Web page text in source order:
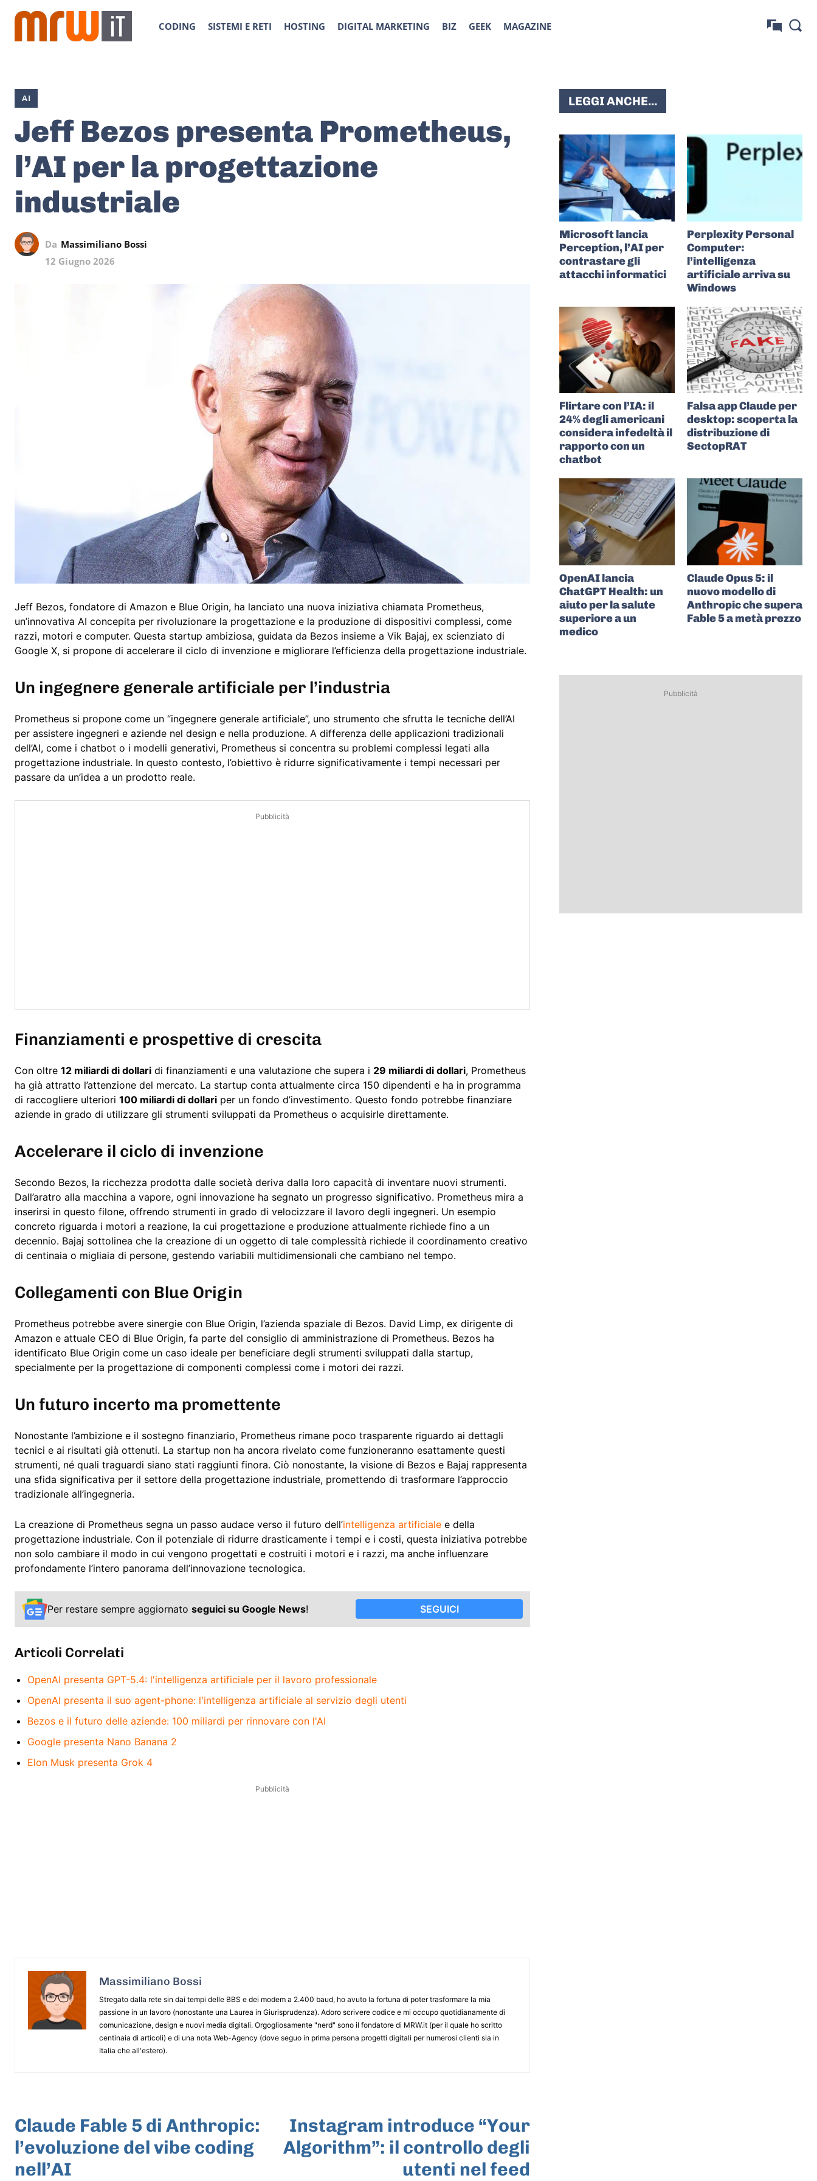
CODING SISTEMI E RETI HOSTING DIGITAL MARKETING BIZ GEEK MAGAZINE
AI
Jeff Bezos presenta Prometheus,
l’AI per la progettazione
industriale
Da Massimiliano Bossi
12 Giugno 2026
Jeff Bezos, fondatore di Amazon e Blue Origin, ha lanciato una nuova iniziativa chiamata Prometheus,
un’innovativa AI concepita per rivoluzionare la progettazione e la produzione di dispositivi complessi, come
razzi, motori e computer. Questa startup ambiziosa, guidata da Bezos insieme a Vik Bajaj, ex scienziato di
Google X, si propone di accelerare il ciclo di invenzione e migliorare l’efficienza della progettazione industriale.
Un ingegnere generale artificiale per l’industria
Prometheus si propone come un “ingegnere generale artificiale”, uno strumento che sfrutta le tecniche dell’AI
per assistere ingegneri e aziende nel design e nella produzione. A differenza delle applicazioni tradizionali
dell’AI, come i chatbot o i modelli generativi, Prometheus si concentra su problemi complessi legati alla
progettazione industriale. In questo contesto, l’obiettivo è ridurre significativamente i tempi necessari per
passare da un’idea a un prodotto reale.
Pubblicità
Finanziamenti e prospettive di crescita
Con oltre 12 miliardi di dollari di finanziamenti e una valutazione che supera i 29 miliardi di dollari, Prometheus
ha già attratto l’attenzione del mercato. La startup conta attualmente circa 150 dipendenti e ha in programma
di raccogliere ulteriori 100 miliardi di dollari per un fondo d’investimento. Questo fondo potrebbe finanziare
aziende in grado di utilizzare gli strumenti sviluppati da Prometheus o acquisirle direttamente.
Accelerare il ciclo di invenzione
Secondo Bezos, la ricchezza prodotta dalle società deriva dalla loro capacità di inventare nuovi strumenti.
Dall’aratro alla macchina a vapore, ogni innovazione ha segnato un progresso significativo. Prometheus mira a
inserirsi in questo filone, offrendo strumenti in grado di velocizzare il lavoro degli ingegneri. Un esempio
concreto riguarda i motori a reazione, la cui progettazione e produzione attualmente richiede fino a un
decennio. Bajaj sottolinea che la creazione di un oggetto di tale complessità richiede il coordinamento creativo
di centinaia o migliaia di persone, gestendo variabili multidimensionali che cambiano nel tempo.
Collegamenti con Blue Origin
Prometheus potrebbe avere sinergie con Blue Origin, l’azienda spaziale di Bezos. David Limp, ex dirigente di
Amazon e attuale CEO di Blue Origin, fa parte del consiglio di amministrazione di Prometheus. Bezos ha
identificato Blue Origin come un caso ideale per beneficiare degli strumenti sviluppati dalla startup,
specialmente per la progettazione di componenti complessi come i motori dei razzi.
Un futuro incerto ma promettente
Nonostante l’ambizione e il sostegno finanziario, Prometheus rimane poco trasparente riguardo ai dettagli
tecnici e ai risultati già ottenuti. La startup non ha ancora rivelato come funzioneranno esattamente questi
strumenti, né quali traguardi siano stati raggiunti finora. Ciò nonostante, la visione di Bezos e Bajaj rappresenta
una sfida significativa per il settore della progettazione industriale, promettendo di trasformare l’approccio
tradizionale all’ingegneria.
La creazione di Prometheus segna un passo audace verso il futuro dell’intelligenza artificiale e della
progettazione industriale. Con il potenziale di ridurre drasticamente i tempi e i costi, questa iniziativa potrebbe
non solo cambiare il modo in cui vengono progettati e costruiti i motori e i razzi, ma anche influenzare
profondamente l’intero panorama dell’innovazione tecnologica.
Per restare sempre aggiornato seguici su Google News! SEGUICI
Articoli Correlati
OpenAI presenta GPT-5.4: l'intelligenza artificiale per il lavoro professionale
OpenAI presenta il suo agent-phone: l'intelligenza artificiale al servizio degli utenti
Bezos e il futuro delle aziende: 100 miliardi per rinnovare con l'AI
Google presenta Nano Banana 2
Elon Musk presenta Grok 4
Pubblicità
Massimiliano Bossi
Stregato dalla rete sin dai tempi delle BBS e dei modem a 2.400 baud, ho avuto la fortuna di poter trasformare la mia
passione in un lavoro (nonostante una Laurea in Giurisprudenza). Adoro scrivere codice e mi occupo quotidianamente di
comunicazione, design e nuovi media digitali. Orgogliosamente "nerd" sono il fondatore di MRW.it (per il quale ho scritto
centinaia di articoli) e di una nota Web-Agency (dove seguo in prima persona progetti digitali per numerosi clienti sia in
Italia che all'estero).
Claude Fable 5 di Anthropic:
l’evoluzione del vibe coding
nell’AI
Instagram introduce “Your
Algorithm”: il controllo degli
utenti nel feed
LEGGI ANCHE...
Microsoft lancia
Perception, l’AI per
contrastare gli
attacchi informatici
Perplexity Personal
Computer:
l’intelligenza
artificiale arriva su
Windows
Flirtare con l’IA: il
24% degli americani
considera infedeltà il
rapporto con un
chatbot
Falsa app Claude per
desktop: scoperta la
distribuzione di
SectopRAT
OpenAI lancia
ChatGPT Health: un
aiuto per la salute
superiore a un
medico
Claude Opus 5: il
nuovo modello di
Anthropic che supera
Fable 5 a metà prezzo
Pubblicità